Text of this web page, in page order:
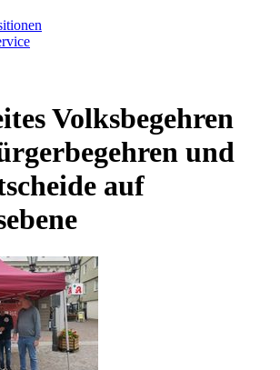
Volksbegehren
und
auf